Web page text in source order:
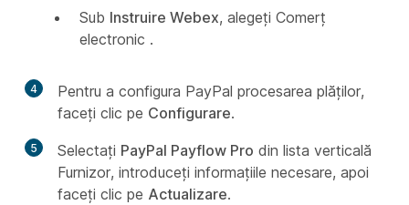
Sub Instruire Webex, alegeți Comerț
electronic .
4
Pentru a configura PayPal procesarea plăților,
faceți clic pe Configurare.
5 Selectați PayPal Payflow Pro din lista verticală
Furnizor, introduceți informațiile necesare, apoi
faceți clic pe Actualizare.